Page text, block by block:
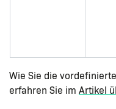
Wie Sie die
erfahren Sie im Artikel